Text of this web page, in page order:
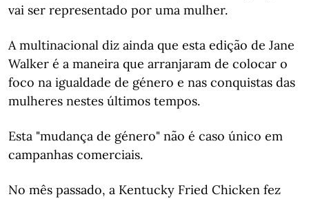
vai ser representado por uma mulher.
A multinacional diz ainda que esta edição de Jane
Walker é a maneira que arranjaram de colocar o
foco na igualdade de género e nas conquistas das
mulheres nestes últimos tempos.
Esta "mudança de género" não é caso único em
campanhas comerciais.
No mês passado, a Kentucky Fried Chicken fez